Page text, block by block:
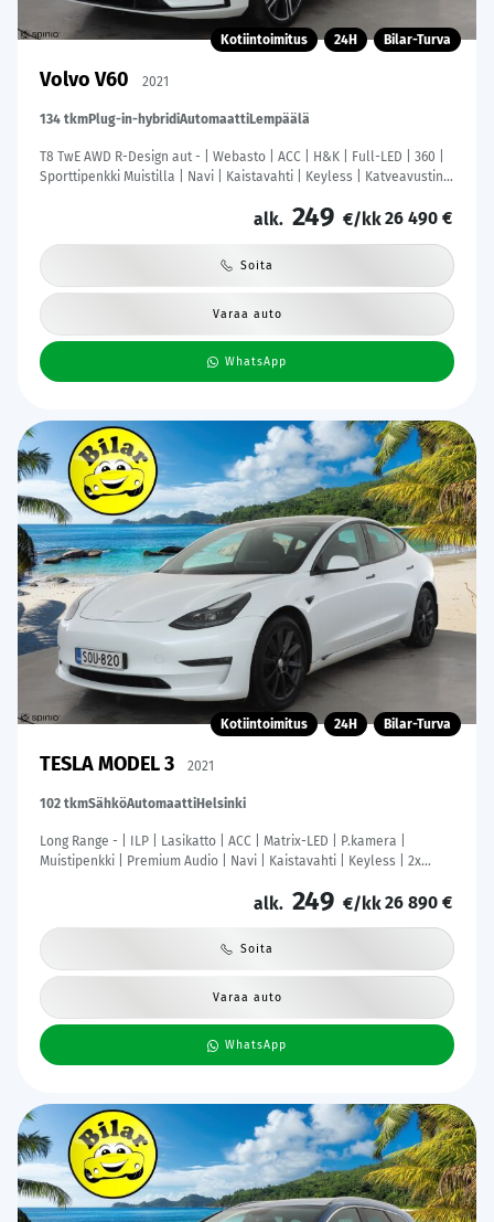
Kotiintoimitus 24H Bilar-Turva
Volvo V60 2021
134 tkmPlug-in-hybridiAutomaattiLempäälä
T8 TwE AWD R-Design aut - | Webasto | ACC | H&K | Full-LED | 360 |
Sporttipenkki Muistilla | Navi | Kaistavahti | Keyless | Katveavustin |
alk. 249 €/kk26 490 €
Soita
Varaa auto
WhatsApp
Kotiintoimitus 24H Bilar-Turva
TESLA MODEL 3 2021
102 tkmSähköAutomaattiHelsinki
Long Range - | ILP | Lasikatto | ACC | Matrix-LED | P.kamera |
Muistipenkki | Premium Audio | Navi | Kaistavahti | Keyless | 2x
alk. 249 €/kk26 890 €
Soita
Varaa auto
WhatsApp